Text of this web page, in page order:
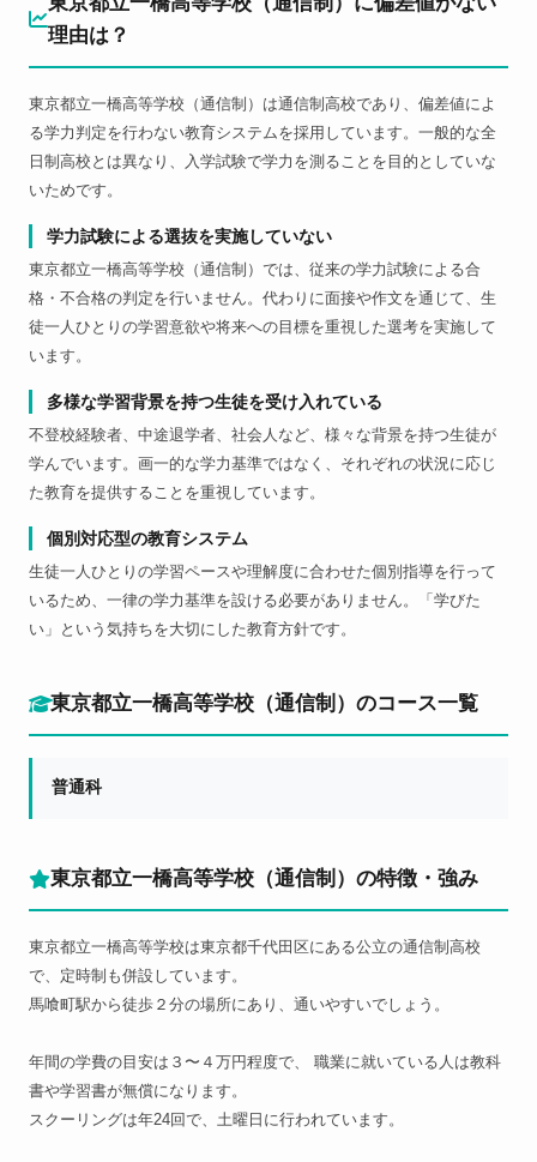
理由は？
東京都立一橋高等学校（通信制）は通信制高校であり、偏差値によ
る学力判定を行わない教育システムを採用しています。一般的な全
日制高校とは異なり、入学試験で学力を測ることを目的としていな
いためです。
学力試験による選抜を実施していない
東京都立一橋高等学校（通信制）では、従来の学力試験による合
格・不合格の判定を行いません。代わりに面接や作文を通じて、生
徒一人ひとりの学習意欲や将来への目標を重視した選考を実施して
います。
多様な学習背景を持つ生徒を受け入れている
不登校経験者、中途退学者、社会人など、様々な背景を持つ生徒が
学んでいます。画一的な学力基準ではなく、それぞれの状況に応じ
た教育を提供することを重視しています。
個別対応型の教育システム
生徒一人ひとりの学習ペースや理解度に合わせた個別指導を行って
いるため、一律の学力基準を設ける必要がありません。「学びた
い」という気持ちを大切にした教育方針です。
東京都立一橋高等学校（通信制）のコース一覧
普通科
東京都立一橋高等学校（通信制）の特徴・強み
東京都立一橋高等学校は東京都千代田区にある公立の通信制高校
で、定時制も併設しています。
馬喰町駅から徒歩２分の場所にあり、通いやすいでしょう。
年間の学費の目安は３〜４万円程度で、 職業に就いている人は教科
書や学習書が無償になります。
スクーリングは年24回で、土曜日に行われています。